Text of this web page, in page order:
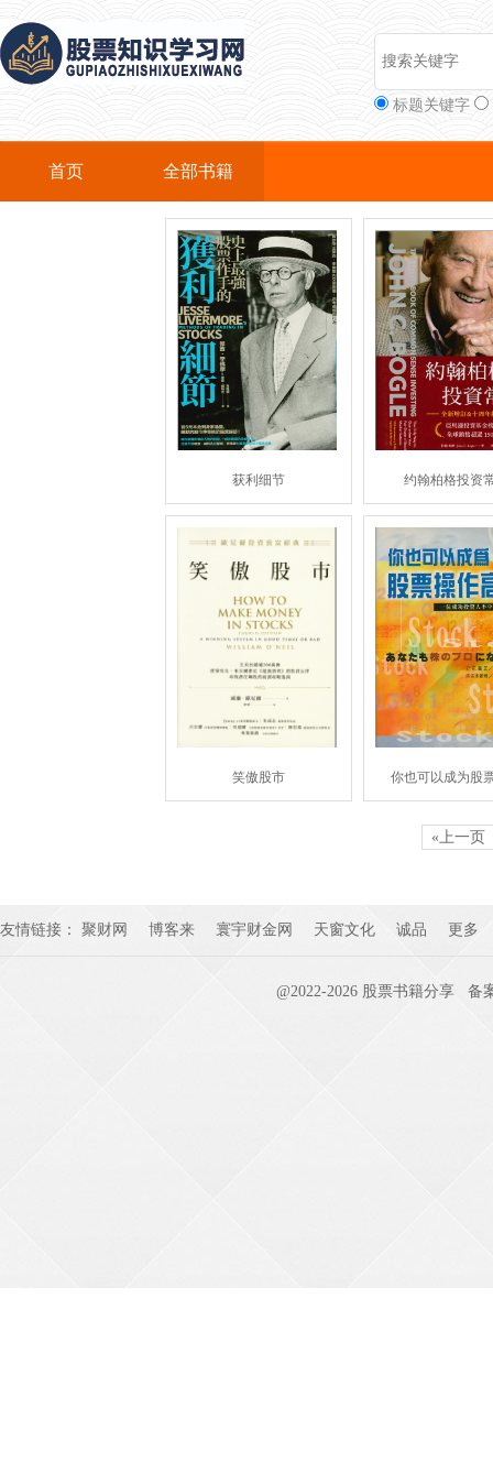
标题关键字
首页 全部书籍
获利细节 约翰柏格投资
笑傲股市 你也可以成为股
«上一页
友情链接： 聚财网 博客来 寰宇财金网 天窗文化 诚品 更多
@2022-2026 股票书籍分享 备